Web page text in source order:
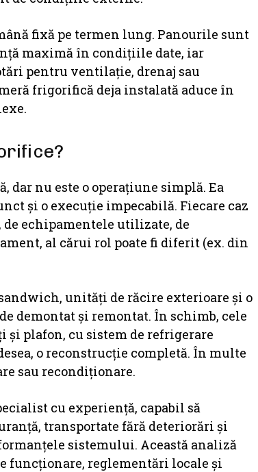
fixă pe termen lung. Panourile sunt
maximă în condițiile date, iar
pentru ventilație, drenaj sau
frigorifică deja instalată aduce în
dar nu este o operațiune simplă. Ea
și o execuție impecabilă. Fiecare caz
echipamentele utilizate, de
al cărui rol poate fi diferit (ex. din
unități de răcire exterioare și o
demontat și remontat. În schimb, cele
și plafon, cu sistem de refrigerare
o reconstrucție completă. În multe
sau recondiționare.
cu experiență, capabil să
transportate fără deteriorări și
sistemului. Această analiză
reglementări locale și